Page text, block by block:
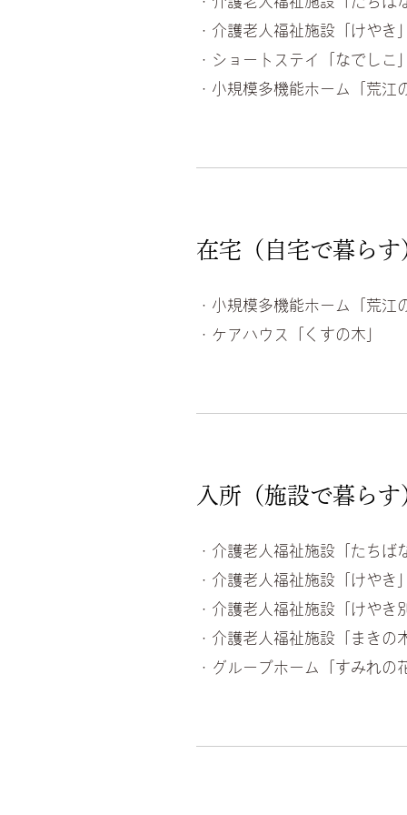
・介護老人福祉施設「けやき」
・ショートステイ「なでしこ」
・小規模多機能ホーム「荒江
在宅（自宅で暮らす
・小規模多機能ホーム「荒江
・ケアハウス「くすの木」
入所（施設で暮らす
・介護老人福祉施設「たちば
・介護老人福祉施設「けやき」
・介護老人福祉施設「けやき
・介護老人福祉施設「まきの
・グループホーム「すみれの